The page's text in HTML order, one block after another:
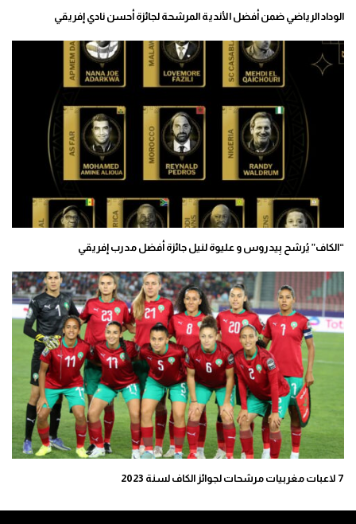
الوداد الرياضي ضمن أفضل الأندية المرشحة لجائزة أحسن نادي إفريقي
“الكاف” يُرشح بِيدروس و عليوة لنيل جائزة أفضل مدرب إفريقي
7 لاعبات مغربيات مرشحات لجوائز الكاف لسنة 2023